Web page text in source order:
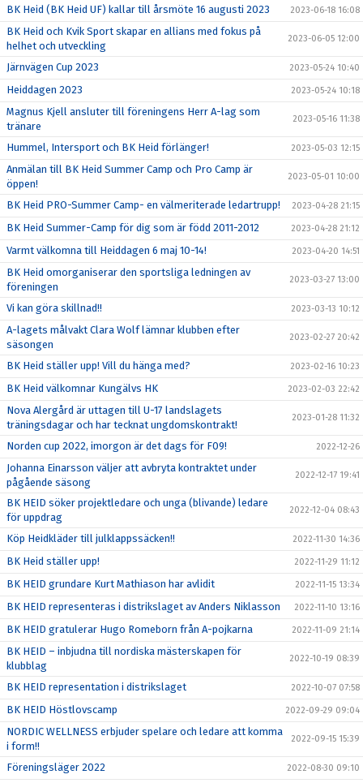
BK Heid (BK Heid UF) kallar till årsmöte 16 augusti 2023 2023-06-18 16:08
BK Heid och Kvik Sport skapar en allians med fokus på
helhet och utveckling
2023-06-05 12:00
Järnvägen Cup 2023 2023-05-24 10:40
Heiddagen 2023 2023-05-24 10:18
Magnus Kjell ansluter till föreningens Herr A-lag som
tränare
2023-05-16 11:38
Hummel, Intersport och BK Heid förlänger! 2023-05-03 12:15
Anmälan till BK Heid Summer Camp och Pro Camp är
öppen!
2023-05-01 10:00
BK Heid PRO-Summer Camp- en välmeriterade ledartrupp! 2023-04-28 21:15
BK Heid Summer-Camp för dig som är född 2011-2012 2023-04-28 21:12
Varmt välkomna till Heiddagen 6 maj 10-14! 2023-04-20 14:51
BK Heid omorganiserar den sportsliga ledningen av
föreningen
2023-03-27 13:00
Vi kan göra skillnad!! 2023-03-13 10:12
A-lagets målvakt Clara Wolf lämnar klubben efter
säsongen
2023-02-27 20:42
BK Heid ställer upp! Vill du hänga med? 2023-02-16 10:23
BK Heid välkomnar Kungälvs HK 2023-02-03 22:42
Nova Alergård är uttagen till U-17 landslagets
träningsdagar och har tecknat ungdomskontrakt!
2023-01-28 11:32
Norden cup 2022, imorgon är det dags för F09! 2022-12-26
Johanna Einarsson väljer att avbryta kontraktet under
pågående säsong
2022-12-17 19:41
BK HEID söker projektledare och unga (blivande) ledare
för uppdrag
2022-12-04 08:43
Köp Heidkläder till julklappssäcken!! 2022-11-30 14:36
BK Heid ställer upp! 2022-11-29 11:12
BK HEID grundare Kurt Mathiason har avlidit 2022-11-15 13:34
BK HEID representeras i distrikslaget av Anders Niklasson 2022-11-10 13:16
BK HEID gratulerar Hugo Romeborn från A-pojkarna 2022-11-09 21:14
BK HEID – inbjudna till nordiska mästerskapen för
klubblag
2022-10-19 08:39
BK HEID representation i distrikslaget 2022-10-07 07:58
BK HEID Höstlovscamp 2022-09-29 09:04
NORDIC WELLNESS erbjuder spelare och ledare att komma
i form!!
2022-09-15 15:39
Föreningsläger 2022 2022-08-30 09:10